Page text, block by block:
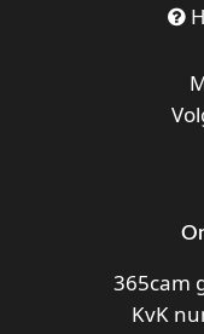
365cam
KvK